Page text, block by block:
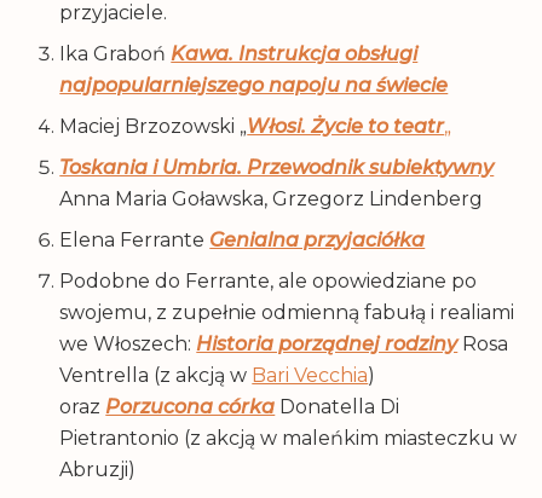
przyjaciele.
Ika GrabońKawa. Instrukcja obsługi
najpopularniejszego napoju na świecie
Maciej Brzozowski „Włosi. Życie to teatr„
Toskania i Umbria. Przewodnik subiektywny
Anna Maria Goławska, Grzegorz Lindenberg
Elena Ferrante Genialna przyjaciółka
Podobne do Ferrante, ale opowiedziane po
swojemu, z zupełnie odmienną fabułą i realiami
we Włoszech:Historia porządnej rodzinyRosa
Ventrella (z akcją w Bari Vecchia)
orazPorzucona córka Donatella Di
Pietrantonio (z akcją w maleńkim miasteczku w
Abruzji)